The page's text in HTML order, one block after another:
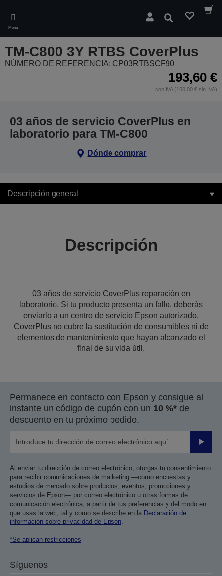
main
content
Menú
Buscar
TM-C800 3Y RTBS CoverPlus
NÚMERO DE REFERENCIA: CP03RTBSCF90
193,60 €
con IVA (160,00 € sin IVA)
03 años de servicio CoverPlus en
laboratorio para TM-C800
Dónde comprar
Descripción general
Descripción
03 años de servicio CoverPlus reparación en
laboratorio. Si tu producto presenta un fallo, deberás
enviarlo a un centro de servicio Epson autorizado.
CoverPlus no cubre la sustitución de consumibles ni de
elementos de mantenimiento que hayan alcanzado el
final de su vida útil.
Permanece en contacto con Epson y consigue al
instante un código de cupón con un 10 %* de
descuento en tu próximo pedido.
Enviar
Al enviar tu dirección de correo electrónico, otorgas tu consentimiento
para recibir comunicaciones de marketing —como encuestas y
estudios de mercado sobre productos, eventos, promociones y
servicios de Epson— por correo electrónico u otras formas de
comunicación electrónica, a partir de tus preferencias y del modo en
que usas la web, tal y como se describe en la Declaración de
información sobre privacidad de Epson.
*Se aplican restricciones
Síguenos